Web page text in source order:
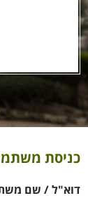
כניסת
דוא"ל / שם